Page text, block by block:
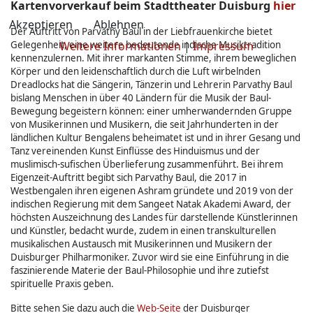
Kartenvorverkauf beim Stadttheater Duisburg hier
Der Auftritt von Parvathy Baul in der Liebfrauenkirche bietet
Gelegenheit, eine weitere bedeutende indische Musiktradition
kennenzulernen. Mit ihrer markanten Stimme, ihrem beweglichen
Körper und den leidenschaftlich durch die Luft wirbelnden
Dreadlocks hat die Sängerin, Tänzerin und Lehrerin Parvathy Baul
bislang Menschen in über 40 Ländern für die Musik der Baul-
Bewegung begeistern können: einer umherwandernden Gruppe
von Musikerinnen und Musikern, die seit Jahrhunderten in der
ländlichen Kultur Bengalens beheimatet ist und in ihrer Gesang und
Tanz vereinenden Kunst Einflüsse des Hinduismus und der
muslimisch-sufischen Überlieferung zusammenführt. Bei ihrem
Eigenzeit-Auftritt begibt sich Parvathy Baul, die 2017 in
Westbengalen ihren eigenen Ashram gründete und 2019 von der
indischen Regierung mit dem Sangeet Natak Akademi Award, der
höchsten Auszeichnung des Landes für darstellende Künstlerinnen
und Künstler, bedacht wurde, zudem in einen transkulturellen
musikalischen Austausch mit Musikerinnen und Musikern der
Duisburger Philharmoniker. Zuvor wird sie eine Einführung in die
faszinierende Materie der Baul-Philosophie und ihre zutiefst
spirituelle Praxis geben.
Bitte sehen Sie dazu auch die Web-Seite der Duisburger
Akzeptieren
Ablehnen
Weitere Informationen|Impressum